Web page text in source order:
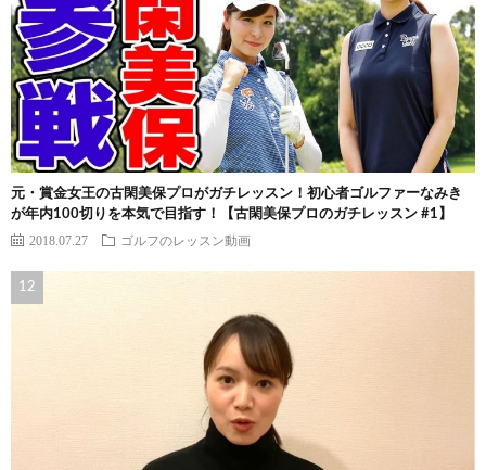
元・賞金女王の古閑美保プロがガチレッスン！初心者ゴルファーなみき
が年内100切りを本気で目指す！【古閑美保プロのガチレッスン #1】
2018.07.27 ゴルフのレッスン動画